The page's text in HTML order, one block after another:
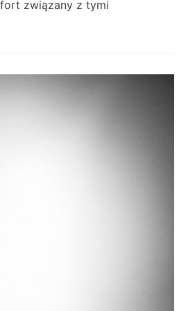
związany z tymi